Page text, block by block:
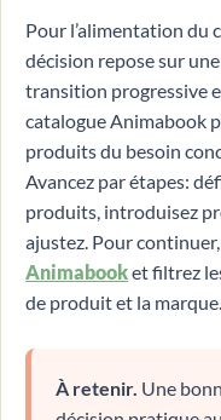
Pour l’alimentation du
décision repose sur
transition progressive
catalogue Animabook
produits du besoin
Avancez par étapes:
produits, introduisez
ajustez. Pour
Animabooket filtrez
de produit et la marque.
À retenir. Une